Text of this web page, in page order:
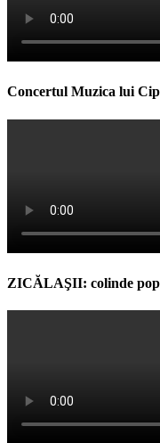
Concertul Muzica lui
ZICĂLAŞII: colinde